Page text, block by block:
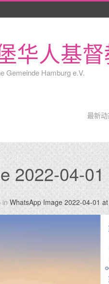
华人基
Gemeinde Hamburg e.V.
Skip
最新
2022-04-
in WhatsApp Image 2022-04-01